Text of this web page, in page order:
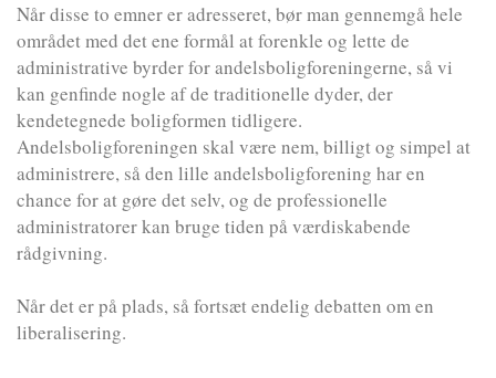
Når disse to emner er adresseret, bør man gennemgå hele
området med det ene formål at forenkle og lette de
administrative byrder for andelsboligforeningerne, så vi
kan genfinde nogle af de traditionelle dyder, der
kendetegnede boligformen tidligere.
Andelsboligforeningen skal være nem, billigt og simpel at
administrere, så den lille andelsboligforening har en
chance for at gøre det selv, og de professionelle
administratorer kan bruge tiden på værdiskabende
rådgivning.
Når det er på plads, så fortsæt endelig debatten om en
liberalisering.